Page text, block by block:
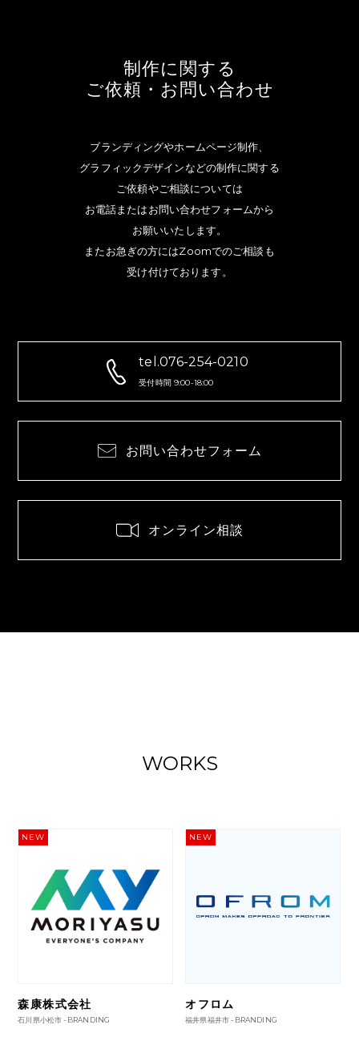
制作に関する
ご依頼・お問い合わせ
ブランディングやホームページ制作、
グラフィックデザインなどの制作に関する
ご依頼やご相談については
お電話またはお問い合わせフォームから
お願いいたします。
またお急ぎの方にはZoomでのご相談も
受け付けております。
tel.076-254-0210
受付時間 9:00-18:00
お問い合わせフォーム
オンライン相談
WORKS
NEW
森康株式会社
石川県小松市 - BRANDING
NEW
オフロム
福井県福井市 - BRANDING